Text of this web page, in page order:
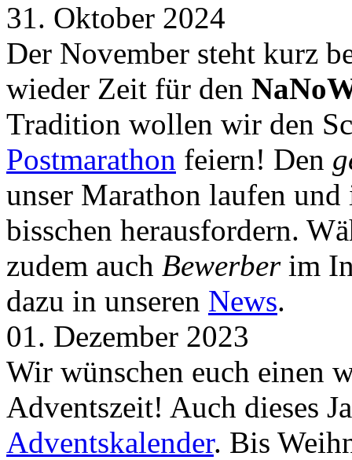
31. Oktober 2024
Der November steht kurz
wieder Zeit für den
Tradition wollen wir den
Postmarathon feiern! Den
unser Marathon laufen
bisschen herausfordern.
zudem auch Bewerberim
dazu in unseren News.
01. Dezember 2023
Wir wünschen euch einen
Adventszeit! Auch dieses
Adventskalender. Bis